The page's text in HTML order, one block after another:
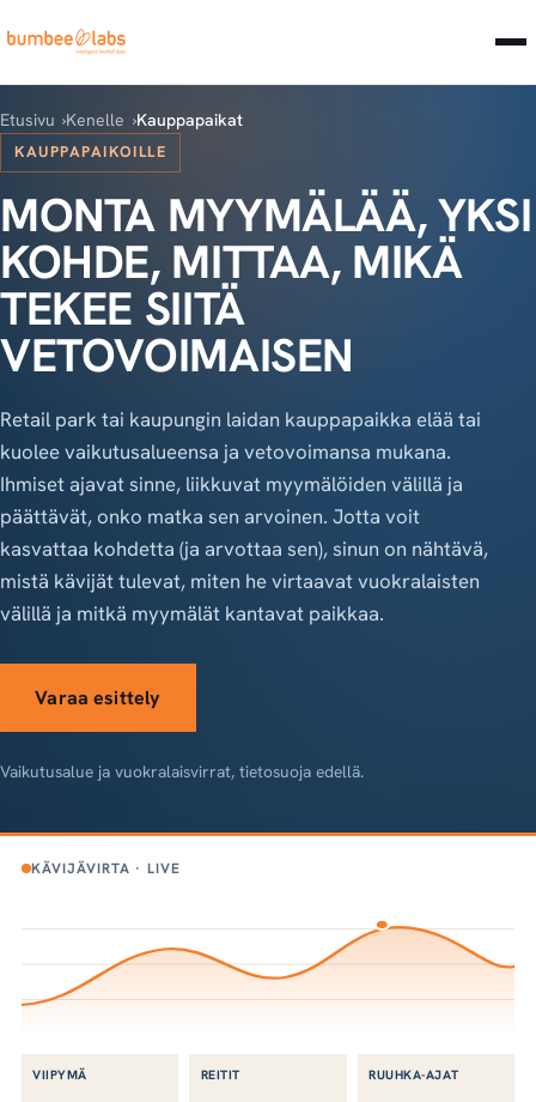
Etusivu Kenelle Kauppapaikat
KAUPPAPAIKOILLE
MONTA MYYMÄLÄÄ, YKSI
KOHDE, MITTAA, MIKÄ
TEKEE SIITÄ
VETOVOIMAISEN
Retail park tai kaupungin laidan kauppapaikka elää tai
kuolee vaikutusalueensa ja vetovoimansa mukana.
Ihmiset ajavat sinne, liikkuvat myymälöiden välillä ja
päättävät, onko matka sen arvoinen. Jotta voit
kasvattaa kohdetta (ja arvottaa sen), sinun on nähtävä,
mistä kävijät tulevat, miten he virtaavat vuokralaisten
välillä ja mitkä myymälät kantavat paikkaa.
Varaa esittely
Vaikutusalue ja vuokralaisvirrat, tietosuoja edellä.
KÄVIJÄVIRTA · LIVE
VIIPYMÄ REITIT RUUHKA-AJAT